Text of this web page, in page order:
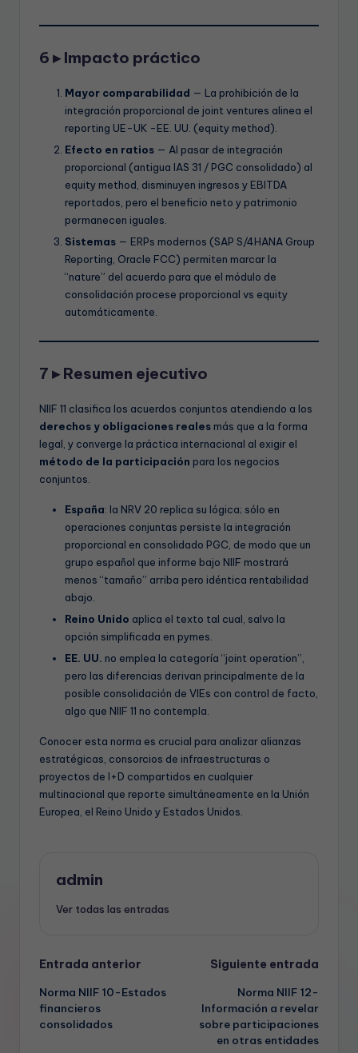
6 ▸ Impacto práctico
Mayor comparabilidad — La prohibición de la
integración proporcional de joint ventures alinea el
reporting UE-UK -EE. UU. (equity method).
Efecto en ratios — Al pasar de integración
proporcional (antigua IAS 31 / PGC consolidado) al
equity method, disminuyen ingresos y EBITDA
reportados, pero el beneficio neto y patrimonio
permanecen iguales.
Sistemas — ERPs modernos (SAP S/4HANA Group
Reporting, Oracle FCC) permiten marcar la
“nature” del acuerdo para que el módulo de
consolidación procese proporcional vs equity
automáticamente.
7 ▸ Resumen ejecutivo
NIIF 11 clasifica los acuerdos conjuntos atendiendo a los
derechos y obligaciones reales más que a la forma
legal, y converge la práctica internacional al exigir el
método de la participación para los negocios
conjuntos.
España: la NRV 20 replica su lógica; sólo en
operaciones conjuntas persiste la integración
proporcional en consolidado PGC, de modo que un
grupo español que informe bajo NIIF mostrará
menos “tamaño” arriba pero idéntica rentabilidad
abajo.
Reino Unido aplica el texto tal cual, salvo la
opción simplificada en pymes.
EE. UU. no emplea la categoría “joint operation”,
pero las diferencias derivan principalmente de la
posible consolidación de VIEs con control de facto,
algo que NIIF 11 no contempla.
Conocer esta norma es crucial para analizar alianzas
estratégicas, consorcios de infraestructuras o
proyectos de I+D compartidos en cualquier
multinacional que reporte simultáneamente en la Unión
Europea, el Reino Unido y Estados Unidos.
admin
Ver todas las entradas
Navegación
de
entradas
Entrada anterior
Norma NIIF 10-Estados
financieros
consolidados
Siguiente entrada
Norma NIIF 12-
Información a revelar
sobre participaciones
en otras entidades